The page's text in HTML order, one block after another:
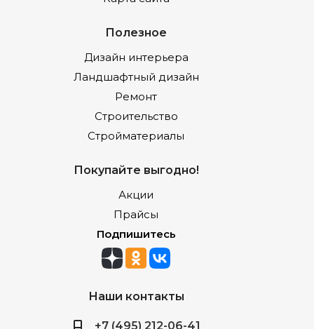
Полезное
Дизайн интерьера
Ландшафтный дизайн
Ремонт
Строительство
Стройматериалы
Покупайте выгодно!
Акции
Прайсы
Подпишитесь
Наши контакты
+7 (495) 212-06-41